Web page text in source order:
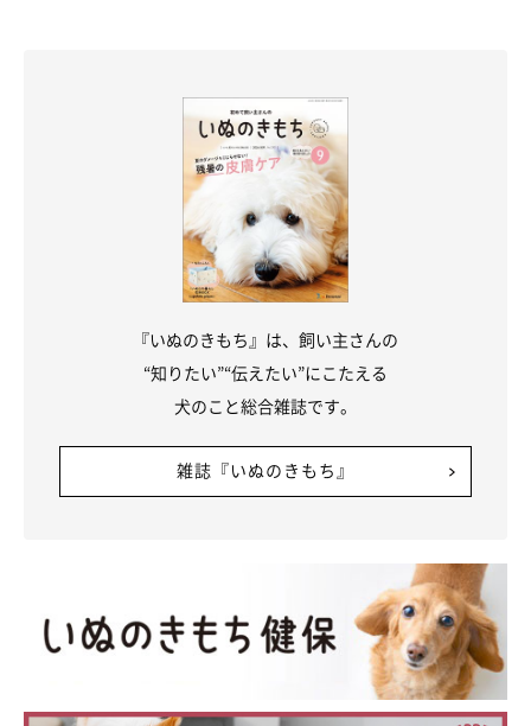
『いぬのきもち』は、飼い主さんの
“知りたい”“伝えたい”にこたえる
犬のこと総合雑誌です。
雑誌『いぬのきもち』